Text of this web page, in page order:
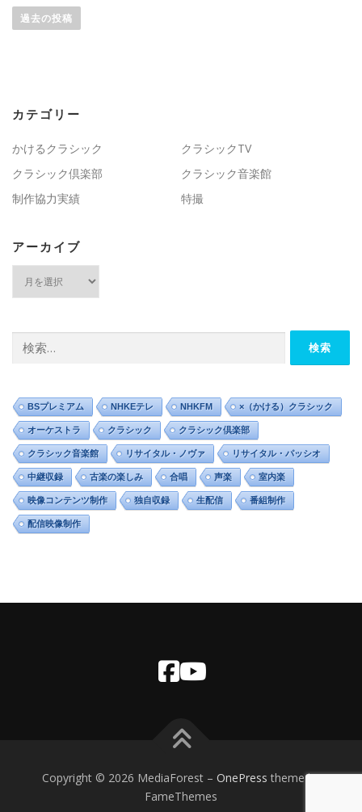
稿
シ
ョ
ン
過去の投稿
カテゴリー
かけるクラシック
クラシックTV
クラシック倶楽部
クラシック音楽館
制作協力実績
特撮
アーカイブ
ブ
索:
BSプレミアム NHKEテレ NHKFM ×（かける）クラシック
オーケストラ クラシック クラシック倶楽部
クラシック音楽館 リサイタル・ノヴァ リサイタル・パッシオ
中継収録 古楽の楽しみ 合唱 声楽 室内楽
映像コンテンツ制作 独自収録 生配信 番組制作
配信映像制作
Copyright © 2026 MediaForest – OnePress theme by
FameThemes